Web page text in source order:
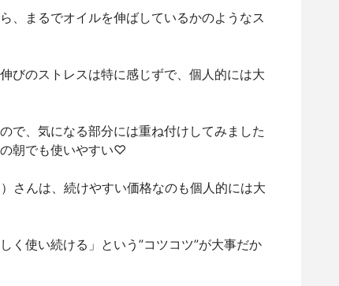
、まるでオイルを伸ばしているかのようなス
びのストレスは特に感じずで、個人的には大
で、気になる部分には重ね付けしてみました
朝でも使いやすい♡
さんは、続けやすい価格なのも個人的には大
く使い続ける」という”コツコツ”が大事だか